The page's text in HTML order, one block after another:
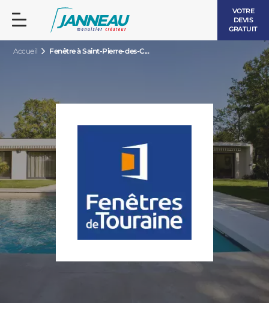
VOTRE
DEVIS
GRATUIT
Accueil Fenêtre à Saint-Pierre-des-C...
FENÊTRES ET PORTES-FENÊTRES
BOIS
BAIES VITRÉES
PORTES D’ENTRÉE
LES CONTEMPORAINES
LES INTEMPORELLES
LES LUMINEUSES
VOLETS ROULANTS
PERGOLAS